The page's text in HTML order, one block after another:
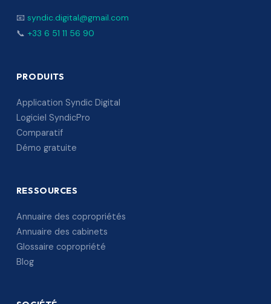
📧 syndic.digital@gmail.com
📞 +33 6 51 11 56 90
PRODUITS
Application Syndic Digital
Logiciel SyndicPro
Comparatif
Démo gratuite
RESSOURCES
Annuaire des copropriétés
Annuaire des cabinets
Glossaire copropriété
Blog